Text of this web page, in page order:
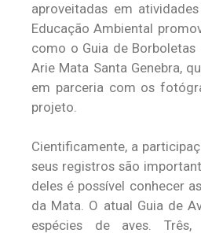
aproveitadas em
Educação Ambiental
como o Guia de Borboletas
Arie Mata Santa Genebra,
em parceria com os
projeto.
Cientificamente, a
seus registros são
deles é possível conhecer
da Mata. O atual Guia de
espécies de aves.